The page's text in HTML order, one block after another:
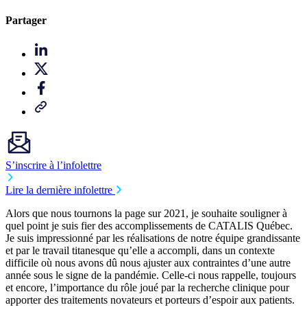
Partager
S’inscrire à l’infolettre
Lire la dernière infolettre
Alors que nous tournons la page sur 2021, je souhaite souligner à
quel point je suis fier des accomplissements de CATALIS Québec.
Je suis impressionné par les réalisations de notre équipe grandissante
et par le travail titanesque qu’elle a accompli, dans un contexte
difficile où nous avons dû nous ajuster aux contraintes d’une autre
année sous le signe de la pandémie. Celle-ci nous rappelle, toujours
et encore, l’importance du rôle joué par la recherche clinique pour
apporter des traitements novateurs et porteurs d’espoir aux patients.